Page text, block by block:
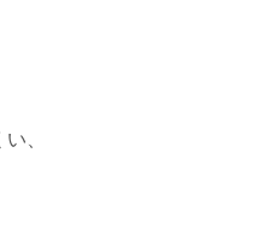
、